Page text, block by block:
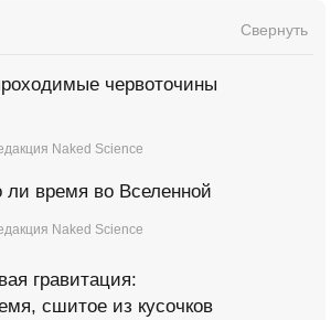
Свернуть
червоточины
Naked Science
ли время во Вселенной
Naked Science
гравитация:
сшитое из кусочков